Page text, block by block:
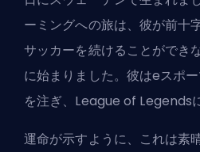
ーミングへの旅は、彼が前十
サッカーを続けることができ
に始まりました。彼はeスポ
を注ぎ、League of Legends
運命が示すように、これは素